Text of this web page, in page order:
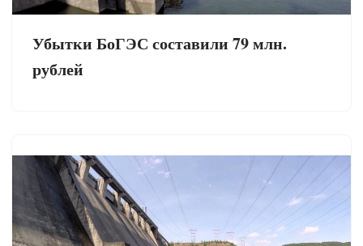
Убытки БоГЭС составили 79 млн.
рублей